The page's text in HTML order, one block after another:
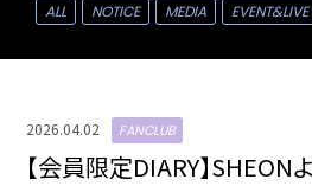
ALL NOTICE MEDIA EVENT&LIVE
2026.04.02 FANCLUB
【会員限定DIARY】SHEON